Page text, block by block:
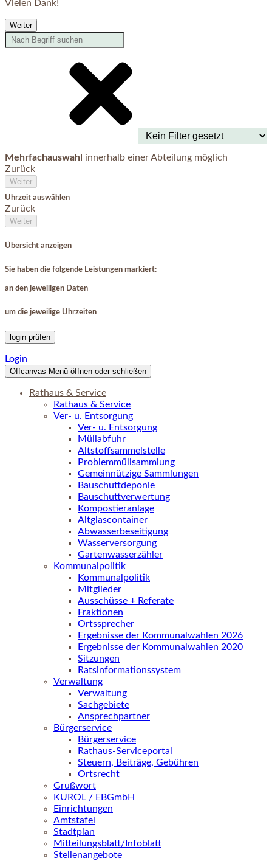
Vielen Dank!
Weiter
Mehrfachauswahl innerhalb einer Abteilung möglich
Zurück
Weiter
Uhrzeit auswählen
Zurück
Weiter
Übersicht anzeigen
Sie haben die folgende Leistungen markiert:
an den jeweiligen Daten
um die jeweilige Uhrzeiten
login prüfen
Login
Offcanvas Menü öffnen oder schließen
Rathaus & Service
Rathaus & Service
Ver- u. Entsorgung
Ver- u. Entsorgung
Müllabfuhr
Altstoffsammelstelle
Problemmüllsammlung
Gemeinnützige Sammlungen
Bauschuttdeponie
Bauschuttverwertung
Kompostieranlage
Altglascontainer
Abwasserbeseitigung
Wasserversorgung
Gartenwasserzähler
Kommunalpolitik
Kommunalpolitik
Mitglieder
Ausschüsse + Referate
Fraktionen
Ortssprecher
Ergebnisse der Kommunalwahlen 2026
Ergebnisse der Kommunalwahlen 2020
Sitzungen
Ratsinformationssystem
Verwaltung
Verwaltung
Sachgebiete
Ansprechpartner
Bürgerservice
Bürgerservice
Rathaus-Serviceportal
Steuern, Beiträge, Gebühren
Ortsrecht
Grußwort
KUROL / EBGmbH
Einrichtungen
Amtstafel
Stadtplan
Mitteilungsblatt/Infoblatt
Stellenangebote